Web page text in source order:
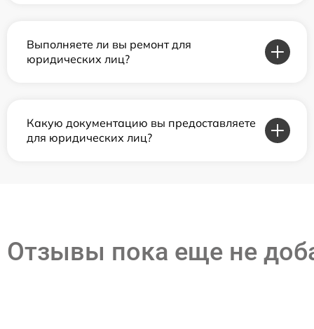
Выполняете ли вы ремонт для
юридических лиц?
Какую документацию вы предоставляете
для юридических лиц?
Отзывы пока еще не